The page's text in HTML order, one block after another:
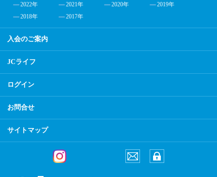
2022年
2021年 2020年
2019年
2018年
2017年
入会のご案内
JCライフ
ログイン
お問合せ
サイトマップ